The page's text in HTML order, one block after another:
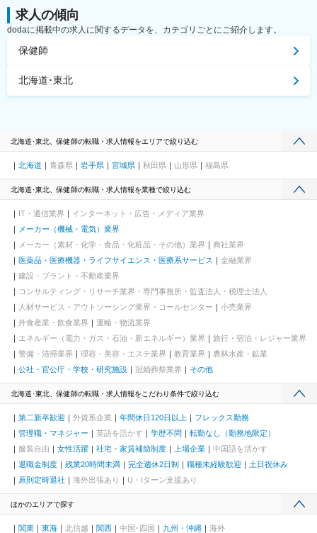
求人の傾向
dodaに掲載中の求人に関するデータを、カテゴリごとにご紹介します。
保健師
北海道･東北
北海道･東北、保健師の転職・求人情報をエリアで絞り込む
北海道 青森県 岩手県 宮城県 秋田県 山形県 福島県
北海道･東北、保健師の転職・求人情報を業種で絞り込む
IT・通信業界
インターネット・広告・メディア業界
メーカー（機械・電気）業界
メーカー（素材・化学・食品・化粧品・その他）業界
商社業界
医薬品・医療機器・ライフサイエンス・医療系サービス
金融業界
建設・プラント・不動産業界
コンサルティング・リサーチ業界・専門事務所・監査法人・税理士法人
人材サービス・アウトソーシング業界・コールセンター
小売業界
外食産業・飲食業界
運輸・物流業界
エネルギー（電力・ガス・石油・新エネルギー）業界
旅行・宿泊・レジャー業界
警備・清掃業界
理容・美容・エステ業界 教育業界
農林水産・鉱業
公社・官公庁・学校・研究施設
冠婚葬祭業界 その他
北海道･東北、保健師の転職・求人情報をこだわり条件で絞り込む
第二新卒歓迎 外資系企業 年間休日120日以上
フレックス勤務
管理職・マネジャー
英語を活かす 学歴不問
転勤なし（勤務地限定）
服装自由
女性活躍 社宅・家賃補助制度 上場企業
中国語を活かす
退職金制度
残業20時間未満 完全週休2日制 職種未経験歓迎
土日祝休み
原則定時退社
海外出張あり U・Iターン支援あり
ほかのエリアで探す
関東 東海 北信越 関西 中国･四国 九州・沖縄 海外